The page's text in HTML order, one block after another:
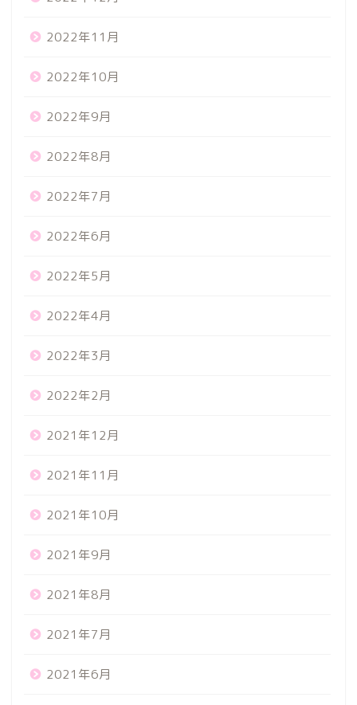
2022年11月
2022年10月
2022年9月
2022年8月
2022年7月
2022年6月
2022年5月
2022年4月
2022年3月
2022年2月
2021年12月
2021年11月
2021年10月
2021年9月
2021年8月
2021年7月
2021年6月